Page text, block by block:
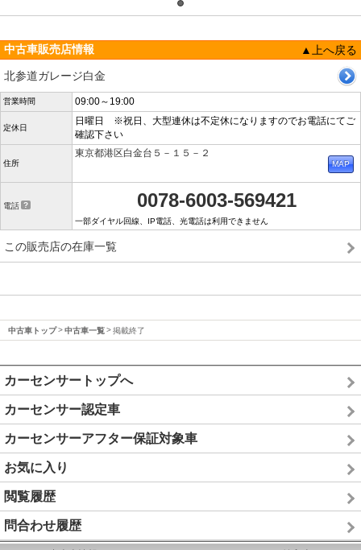
中古車販売店情報
▲上へ戻る
北参道ガレージ白金
営業時間 09:00～19:00
定休日
日曜日 ※祝日、大型連休は不定休になりますのでお電話にてご
確認下さい
住所
東京都港区白金台５－１５－２
電話 0078-6003-569421
一部ダイヤル回線、IP電話、光電話は利用できません
この販売店の在庫一覧
中古車トップ 中古車一覧 掲載終了
カーセンサートップへ
カーセンサー認定車
カーセンサーアフター保証対象車
お気に入り
閲覧履歴
問合わせ履歴